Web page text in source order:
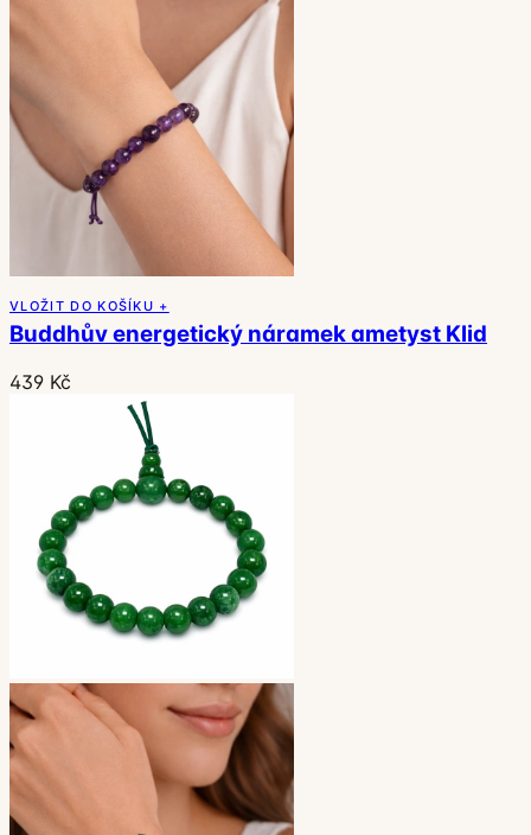
VLOŽIT DO KOŠÍKU +
Buddhův energetický náramek ametyst Klid
439 Kč